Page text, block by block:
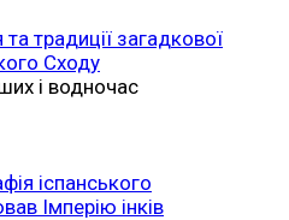
та традиції загадкової
Сходу
і водночас
іспанського
Імперію інків